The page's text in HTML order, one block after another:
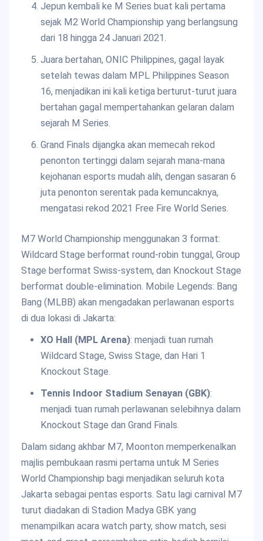
Jepun kembali ke M Series buat kali pertama
sejak M2 World Championship yang berlangsung
dari 18 hingga 24 Januari 2021.
Juara bertahan, ONIC Philippines, gagal layak
setelah tewas dalam MPL Philippines Season
16, menjadikan ini kali ketiga berturut-turut juara
bertahan gagal mempertahankan gelaran dalam
sejarah M Series.
Grand Finals dijangka akan memecah rekod
penonton tertinggi dalam sejarah mana-mana
kejohanan esports mudah alih, dengan sasaran 6
juta penonton serentak pada kemuncaknya,
mengatasi rekod 2021 Free Fire World Series.
M7 World Championship menggunakan 3 format:
Wildcard Stage berformat round-robin tunggal, Group
Stage berformat Swiss-system, dan Knockout Stage
berformat double-elimination. Mobile Legends: Bang
Bang (MLBB) akan mengadakan perlawanan esports
di dua lokasi di Jakarta:
XO Hall (MPL Arena): menjadi tuan rumah
Wildcard Stage, Swiss Stage, dan Hari 1
Knockout Stage.
Tennis Indoor Stadium Senayan (GBK):
menjadi tuan rumah perlawanan selebihnya dalam
Knockout Stage dan Grand Finals.
Dalam sidang akhbar M7, Moonton memperkenalkan
majlis pembukaan rasmi pertama untuk M Series
World Championship bagi menjadikan seluruh kota
Jakarta sebagai pentas esports. Satu lagi carnival M7
turut diadakan di Stadion Madya GBK yang
menampilkan acara watch party, show match, sesi